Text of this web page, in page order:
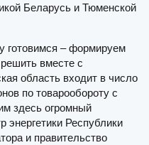
Беларусь и Тюменской
– формируем
вместе с
область входит в число
по товарообороту с
здесь огромный
энергетики Республики
и правительство